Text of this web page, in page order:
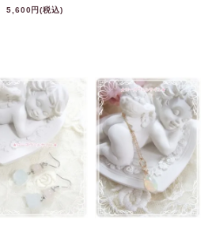
5,600円(税込)